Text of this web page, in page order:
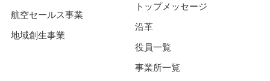
航空セールス事業
地域創生事業
トップメッセージ
沿革
役員一覧
事業所一覧